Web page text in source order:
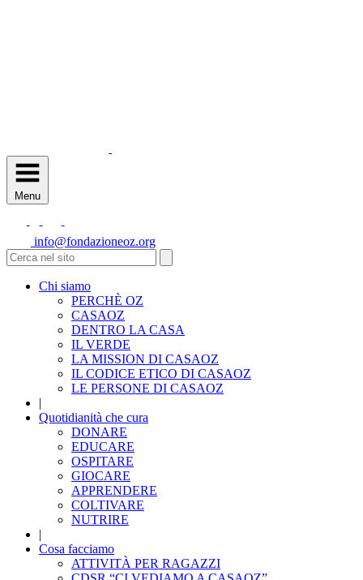
Menu
info@fondazioneoz.org
Chi siamo
PERCHÈ OZ
CASAOZ
DENTRO LA CASA
IL VERDE
LA MISSION DI CASAOZ
IL CODICE ETICO DI CASAOZ
LE PERSONE DI CASAOZ
|
Quotidianità che cura
DONARE
EDUCARE
OSPITARE
GIOCARE
APPRENDERE
COLTIVARE
NUTRIRE
|
Cosa facciamo
ATTIVITÀ PER RAGAZZI